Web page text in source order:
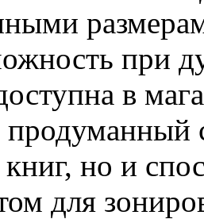
при
в
но и
для